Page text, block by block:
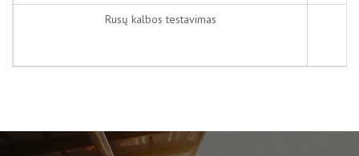
Rusų kalbos testavimas